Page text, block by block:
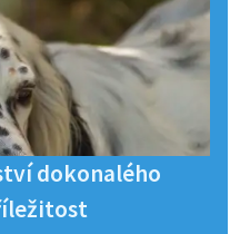
dokonalého